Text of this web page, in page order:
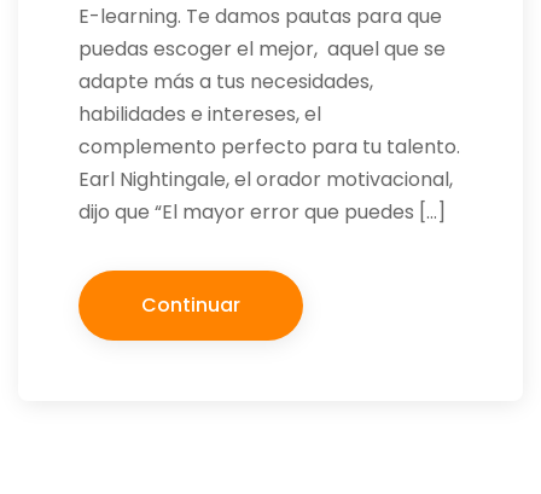
E-learning. Te damos pautas para que
puedas escoger el mejor, aquel que se
adapte más a tus necesidades,
habilidades e intereses, el
complemento perfecto para tu talento.
Earl Nightingale, el orador motivacional,
dijo que “El mayor error que puedes […]
Continuar